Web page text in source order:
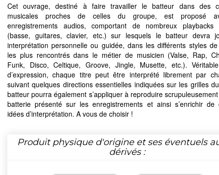
Cet ouvrage, destiné à faire travailler le batteur dans des
musicales proches de celles du groupe, est proposé
enregistrements audios, comportant de nombreux playbacks
(basse, guitares, clavier, etc.) sur lesquels le batteur devra
interprétation personnelle ou guidée, dans les différents styles
les plus rencontrés dans le métier de musicien (Valse, Rap,
Funk, Disco, Celtique, Groove, Jingle, Musette, etc.).
d’expression, chaque titre peut être interprété librement par
suivant quelques directions essentielles indiquées sur les grilles
batteur pourra également s’appliquer à reproduire
batterie présenté sur les enregistrements et ainsi s’enrichir de
idées d’interprétation. A vous de choisir !
Produit physique d'origine et ses éventuels
dérivés :